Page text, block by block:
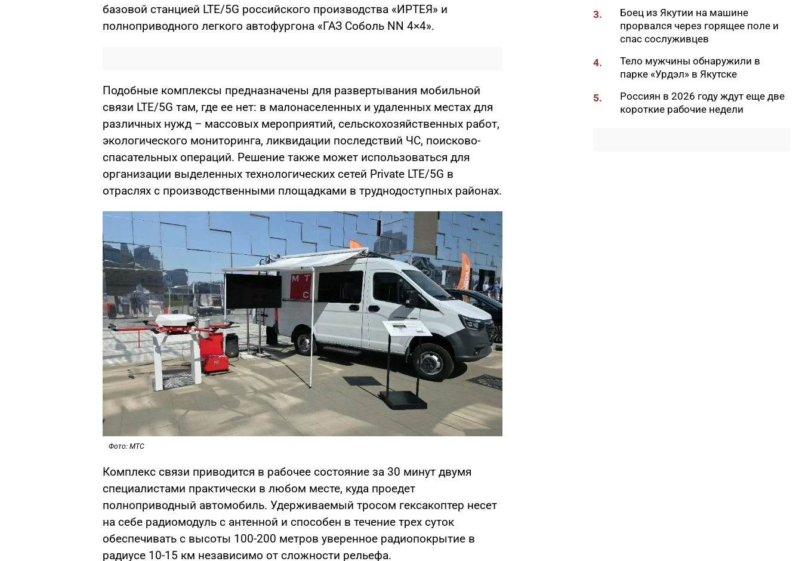
базовой станцией LTE/5G российского производства «ИРТЕЯ» и
полноприводного легкого автофургона «ГАЗ Соболь NN 4×4».
Подобные комплексы предназначены для развертывания мобильной
связи LTE/5G там, где ее нет: в малонаселенных и удаленных местах для
различных нужд – массовых мероприятий, сельскохозяйственных работ,
экологического мониторинга, ликвидации последствий ЧС, поисково-
спасательных операций. Решение также может использоваться для
организации выделенных технологических сетей Private LTE/5G в
отраслях с производственными площадками в труднодоступных районах.
Фото: МТС
Комплекс связи приводится в рабочее состояние за 30 минут двумя
специалистами практически в любом месте, куда проедет
полноприводный автомобиль. Удерживаемый тросом гексакоптер несет
на себе радиомодуль с антенной и способен в течение трех суток
обеспечивать с высоты 100-200 метров уверенное радиопокрытие в
радиусе 10-15 км независимо от сложности рельефа.
11:00
Глава ЖДЯ поздравил
строителей с
профессиональным
В Якутске у женщины по схеме
тысяч рублей
3.
Боец из Якутии на машине
прорвался через горящее поле и
спас сослуживцев
4.
Тело мужчины обнаружили в
парке «Урдэл» в Якутске
5.
Россиян в 2026 году ждут еще две
короткие рабочие недели